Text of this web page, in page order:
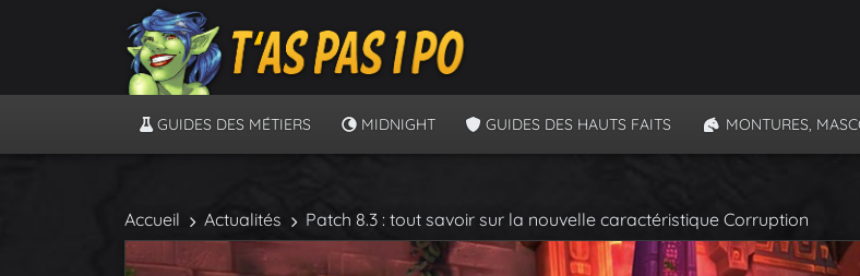
GUIDES DES MÉTIERS MIDNIGHT GUIDES DES HAUTS FAITS MONTURES,
Accueil Actualités Patch 8.3 : tout savoir sur la nouvelle caractéristique Corruption